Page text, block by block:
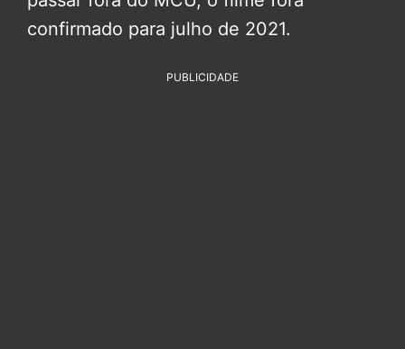
confirmado para julho de 2021.
PUBLICIDADE